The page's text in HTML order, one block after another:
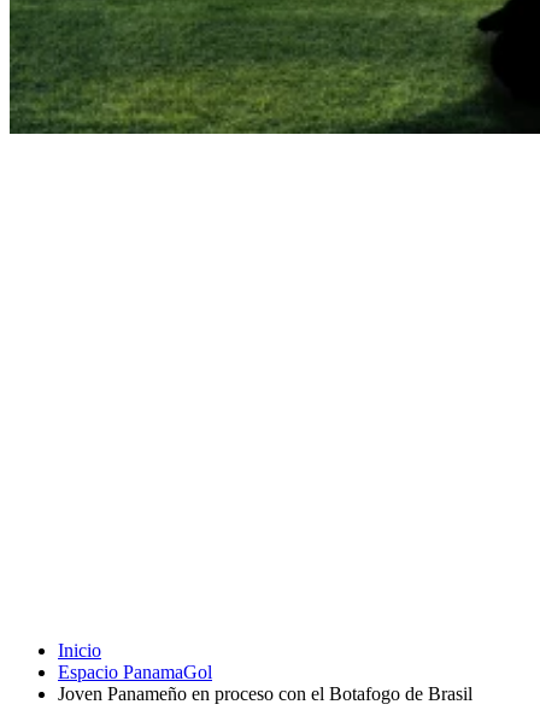
Inicio
Espacio PanamaGol
Joven Panameño en proceso con el Botafogo de Brasil